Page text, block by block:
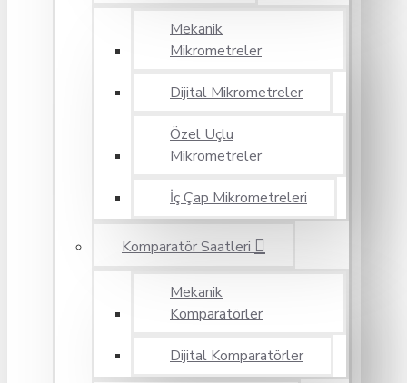
Mekanik
Mikrometreler
Dijital Mikrometreler
Özel Uçlu
Mikrometreler
İç Çap Mikrometreleri
Komparatör Saatleri
Mekanik
Komparatörler
Dijital Komparatörler